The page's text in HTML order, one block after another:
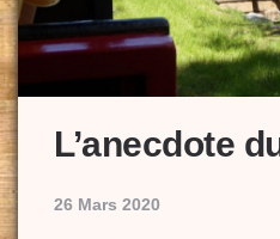
L’anecdote
26 Mars 2020